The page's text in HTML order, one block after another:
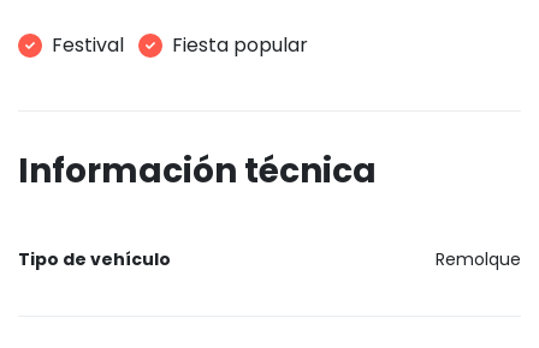
Festival Fiesta popular
Información técnica
Tipo de vehículo Remolque